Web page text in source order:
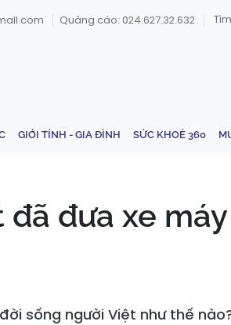
Quảng cáo: 024.627.32.632
GIỚI TÍNH - GIA ĐÌNH SỨC KHOẺ 360
đưa xe
sống người Việt như thế